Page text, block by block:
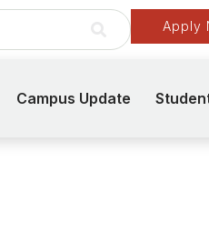
Apply
Campus Update